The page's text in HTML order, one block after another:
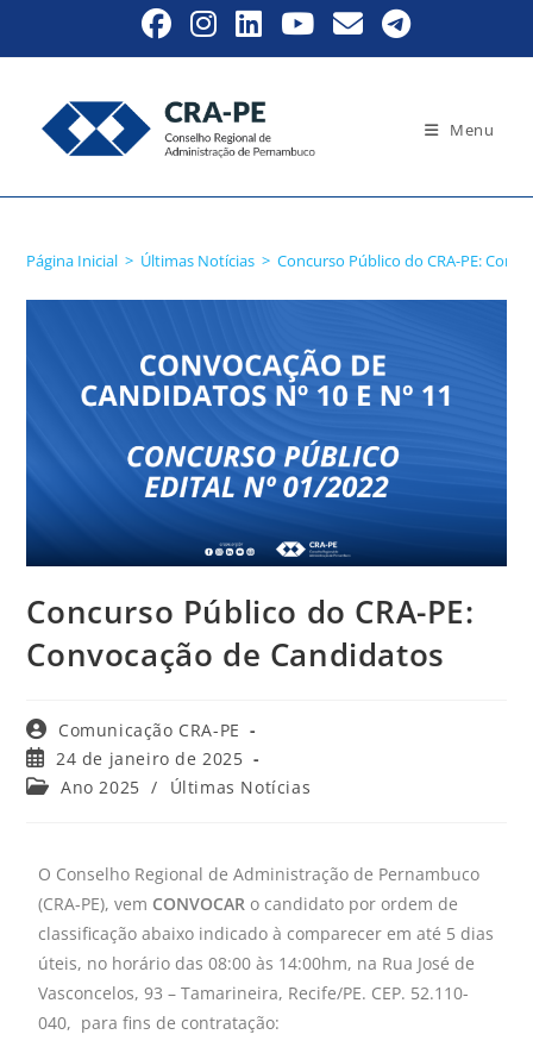
Menu
Página Inicial > Últimas Notícias > Concurso Público do CRA-PE:
Concurso Público do CRA-PE:
Convocação de Candidatos
Comunicação CRA-PE
24 de janeiro de 2025
Ano 2025 / Últimas Notícias
O Conselho Regional de Administração de Pernambuco
(CRA-PE), vem CONVOCARo candidato por ordem de
classificação abaixo indicado à comparecer em até 5 dias
úteis, no horário das 08:00 às 14:00hm, na Rua José de
Vasconcelos, 93 – Tamarineira, Recife/PE. CEP. 52.110-
040, para fins de contratação: